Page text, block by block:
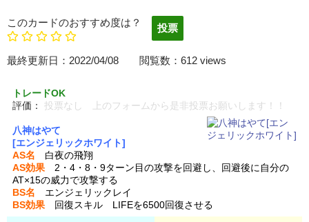
このカードのおすすめ度は？
最終更新日：2022/04/08 閲覧数：612 views
トレードOK
評価：
投票なし 上のフォームから是非投票お願いします！！
八神はやて
[エンジェリックホワイト]
AS名 白夜の飛翔
AS効果 2・4・8・9ターン目の攻撃を回避し、回避後に自分の
AT×15の威力で攻撃する
BS名 エンジェリックレイ
BS効果 回復スキル LIFEを6500回復させる